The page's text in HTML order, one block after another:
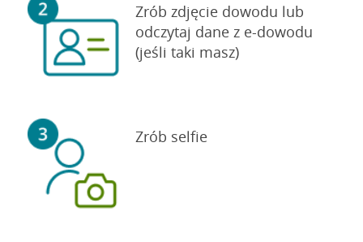
Zrób zdjęcie dowodu lub
odczytaj dane z e-dowodu
(jeśli taki masz)
Zrób selfie